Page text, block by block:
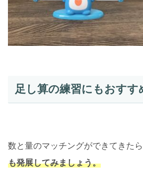
足し算の練習にもおすす
数と量のマッチングができてきたら
も発展してみましょう。